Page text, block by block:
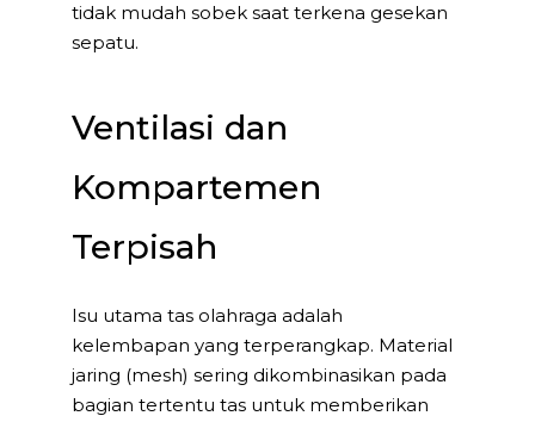
tidak mudah sobek saat terkena gesekan
sepatu.
Ventilasi dan
Kompartemen
Terpisah
Isu utama tas olahraga adalah
kelembapan yang terperangkap. Material
jaring (mesh) sering dikombinasikan pada
bagian tertentu tas untuk memberikan